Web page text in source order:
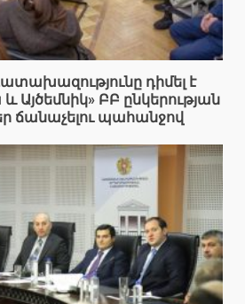
դիմել է
ԲԲ ընկերության
ճանաչելու պահանջով